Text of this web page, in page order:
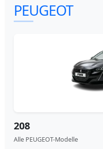
PEUGEOT
208
Alle PEUGEOT-Modelle